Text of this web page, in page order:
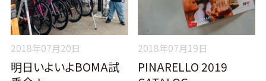
2018年07月20日
明日いよいよBOMA試
2018年07月19日
PINARELLO 2019